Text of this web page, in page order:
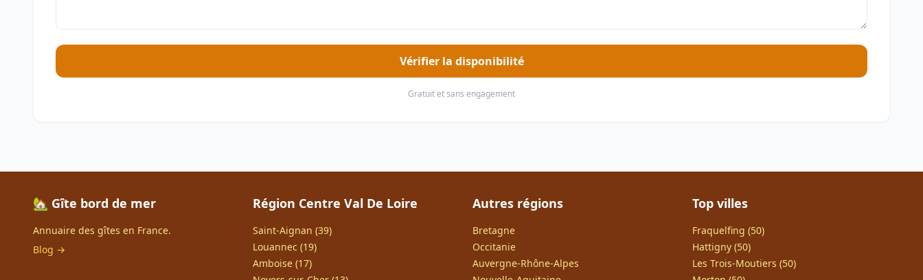
Vérifier la disponibilité
Gratuit et sans engagement
🏡 Gîte bord de mer
Annuaire des gîtes en France.
Blog →
Région Centre Val De Loire
Saint-Aignan (39)
Louannec (19)
Amboise (17)
Autres régions
Bretagne
Occitanie
Auvergne-Rhône-Alpes
Top villes
Fraquelfing (50)
Hattigny (50)
Les Trois-Moutiers (50)